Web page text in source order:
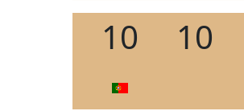
10
10